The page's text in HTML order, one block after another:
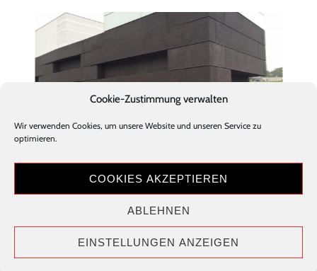
Cookie-Zustimmung verwalten
Wir verwenden Cookies, um unsere Website und unseren Service zu
optimieren.
COOKIES AKZEPTIEREN
ABLEHNEN
EINSTELLUNGEN ANZEIGEN
Robert-Bosch-Straße 17-19
Tel.: +49 (0) 5251 / 688889 - 0
Fax.: +49 (0) 5251 / 688889 - 9
E-Mail: info@betonfertigteile.info
Datenschutz AGB